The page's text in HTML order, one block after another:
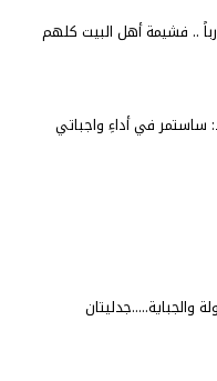
.. فشيمة أهل البيت كلهم
ساستمر في أداءِ واجباتي
والجباية.....جدليتان